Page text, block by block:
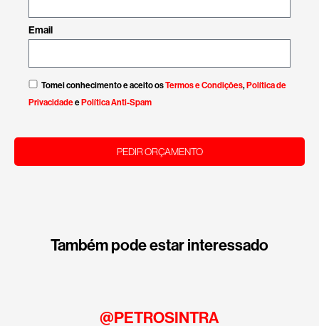
Email
Tomei conhecimento e aceito osTermos e Condições,Política de
PrivacidadeePolítica Anti-Spam
PEDIR ORÇAMENTO
Também pode estar interessado
@PETROSINTRA